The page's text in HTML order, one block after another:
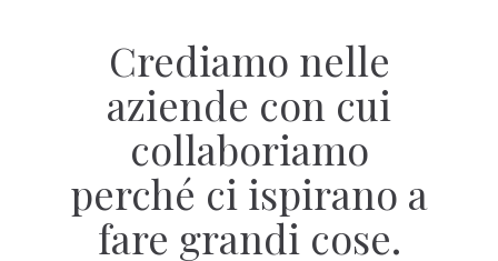
Crediamo nelle
aziende con cui
collaboriamo
perché ci ispirano a
fare grandi cose.